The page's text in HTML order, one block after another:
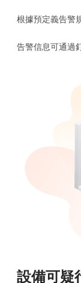
根據預定義告警
告警信息可通過
設備可疑